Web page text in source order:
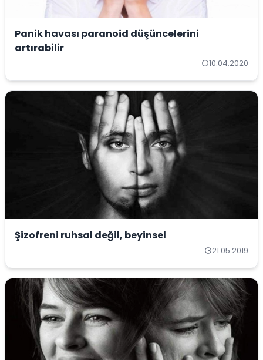
Panik havası paranoid düşüncelerini
artırabilir
10.04.2020
Şizofreni ruhsal değil, beyinsel
21.05.2019